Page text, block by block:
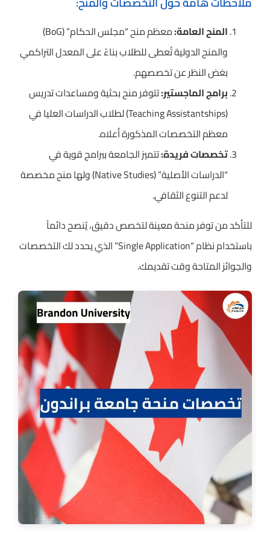
المنح العامة:
معظم منح “مجلس الحكام” (BoG)
والمنح الدولية تُعطى للطلاب بناءً على المعدل التراكمي
بغض النظر عن تخصصهم.
برامج الماجستير:تتوفر منح بحثية ومساعدات تدريس
(Teaching Assistantships) لطلاب الدراسات العليا في
معظم التخصصات المذكورة أعلاه.
تخصصات فريدة:تتميز الجامعة ببرامج قوية في
“الدراسات الأصلية” (Native Studies) ولها منح مخصصة
لدعم التنوع الثقافي.
للتأكد من توفر منحة معينة لتخصص دقيق، يُنصح دائماً
باستخدام نظام “Single Application” الذي يحدد لك التخصصات
والجوائز المتاحة وقت تقديمك.